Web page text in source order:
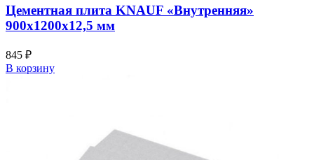
Цементная плита KNAUF «Внутренняя»
900х1200х12,5 мм
845 ₽
В корзину